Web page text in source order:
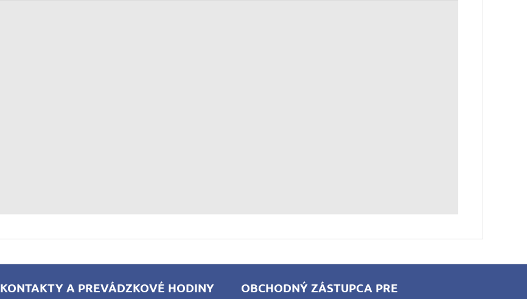
KONTAKTY A PREVÁDZKOVÉ HODINY
OBCHODNÝ ZÁSTUPCA PRE